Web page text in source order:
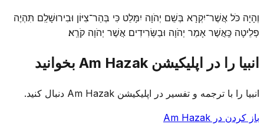
וְהָיָה כֹּל אֲשֶׁר־יִקְרָא בְּשֵׁם יְהֹוָה יִמָּלֵט כִּי בְּהַר־צִיּוֹן וּבִירוּשָׁלַ͏ִם תִּהְיֶה
פְלֵיטָה כַּֽאֲשֶׁר אָמַר יְהֹוָה וּבַשְּׂרִידִים אֲשֶׁר יְהֹוָה קֹרֵֽא׃
انبیا را در اپلیکیشن Am Hazak بخوانید
انبیا را با ترجمه و تفسیر در اپلیکیشن Am Hazak دنبال کنید.
باز کردن در Am Hazak